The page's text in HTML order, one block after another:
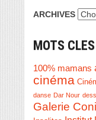
ARCHIVES
MOTS CLES
100% mamans
cinéma
danse Dar Nour
Galerie Conil